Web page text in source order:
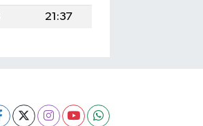
21:37